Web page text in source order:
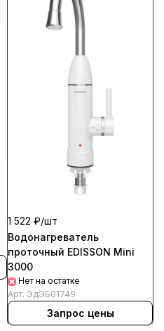
1 522 ₽/шт
Водонагреватель
проточный EDISSON Mini
3000
Нет на остатке
Арт. ЭдЭБ01749
Запрос цены